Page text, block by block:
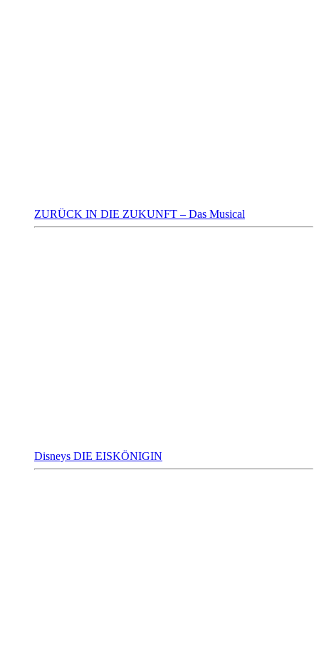
ZURÜCK IN DIE ZUKUNFT – Das Musical
Disneys DIE EISKÖNIGIN